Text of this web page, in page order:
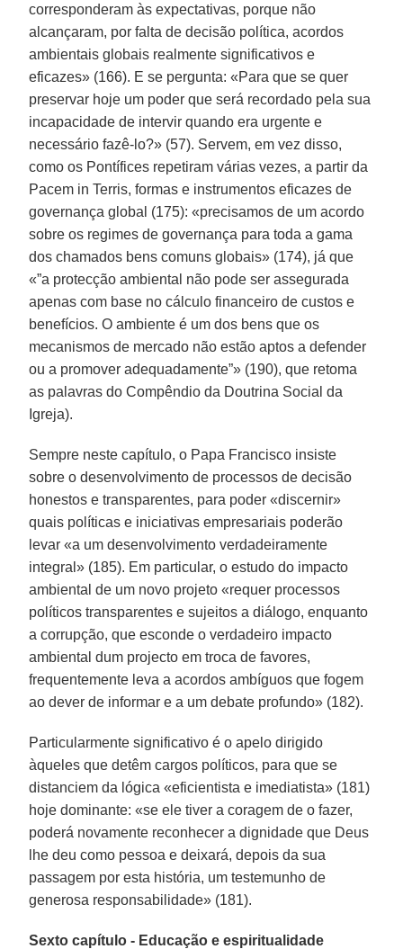
corresponderam às expectativas, porque não
alcançaram, por falta de decisão política, acordos
ambientais globais realmente significativos e
eficazes» (166). E se pergunta: «Para que se quer
preservar hoje um poder que será recordado pela sua
incapacidade de intervir quando era urgente e
necessário fazê-lo?» (57). Servem, ​​em vez disso,
como os Pontífices repetiram várias vezes, a partir da
Pacem in Terris, formas e instrumentos eficazes de
governança global (175): «precisamos de um acordo
sobre os regimes de governança para toda a gama
dos chamados bens comuns globais» (174), já que
«”a protecção ambiental não pode ser assegurada
apenas com base no cálculo financeiro de custos e
benefícios. O ambiente é um dos bens que os
mecanismos de mercado não estão aptos a defender
ou a promover adequadamente”» (190), que retoma
as palavras do Compêndio da Doutrina Social da
Igreja).
Sempre neste capítulo, o Papa Francisco insiste
sobre o desenvolvimento de processos de decisão
honestos e transparentes, para poder «discernir»
quais políticas e iniciativas empresariais poderão
levar «a um desenvolvimento verdadeiramente
integral» (185). Em particular, o estudo do impacto
ambiental de um novo projeto «requer processos
políticos transparentes e sujeitos a diálogo, enquanto
a corrupção, que esconde o verdadeiro impacto
ambiental dum projecto em troca de favores,
frequentemente leva a acordos ambíguos que fogem
ao dever de informar e a um debate profundo» (182).
Particularmente significativo é o apelo dirigido
àqueles que detêm cargos políticos, para que se
distanciem da lógica «eficientista e imediatista» (181)
hoje dominante: «se ele tiver a coragem de o fazer,
poderá novamente reconhecer a dignidade que Deus
lhe deu como pessoa e deixará, depois da sua
passagem por esta história, um testemunho de
generosa responsabilidade» (181).
Sexto capítulo - Educação e espiritualidade